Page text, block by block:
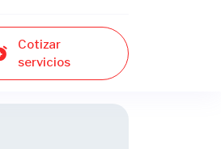
Cotizar
servicios